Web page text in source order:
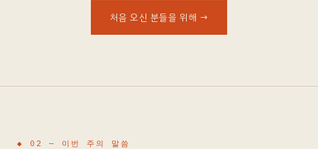
처음 오신 분들을 위해 →
◆ 02 — 이번 주의 말씀